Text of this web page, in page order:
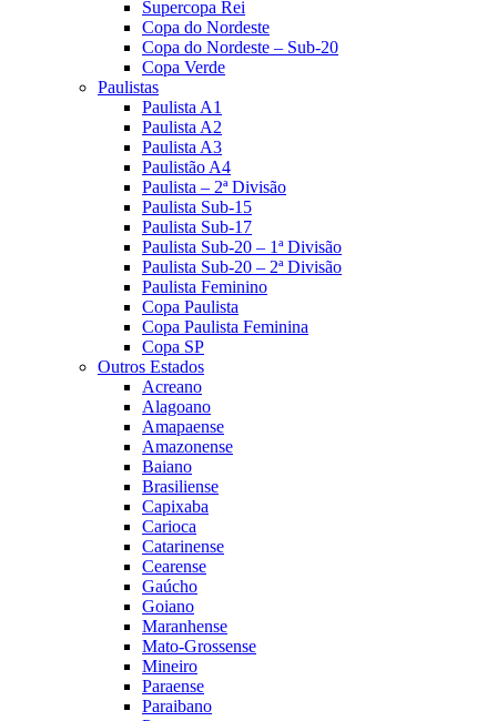
Supercopa Rei
Copa do Nordeste
Copa do Nordeste – Sub-20
Copa Verde
Paulistas
Paulista A1
Paulista A2
Paulista A3
Paulistão A4
Paulista – 2ª Divisão
Paulista Sub-15
Paulista Sub-17
Paulista Sub-20 – 1ª Divisão
Paulista Sub-20 – 2ª Divisão
Paulista Feminino
Copa Paulista
Copa Paulista Feminina
Copa SP
Outros Estados
Acreano
Alagoano
Amapaense
Amazonense
Baiano
Brasiliense
Capixaba
Carioca
Catarinense
Cearense
Gaúcho
Goiano
Maranhense
Mato-Grossense
Mineiro
Paraense
Paraibano